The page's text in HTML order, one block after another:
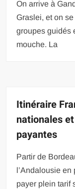
On arrive à
Graslei, et on
groupes guidés
mouche. La
Itinéraire
nationales
payantes
Partir de
l’Andalousie en
payer plein tarif